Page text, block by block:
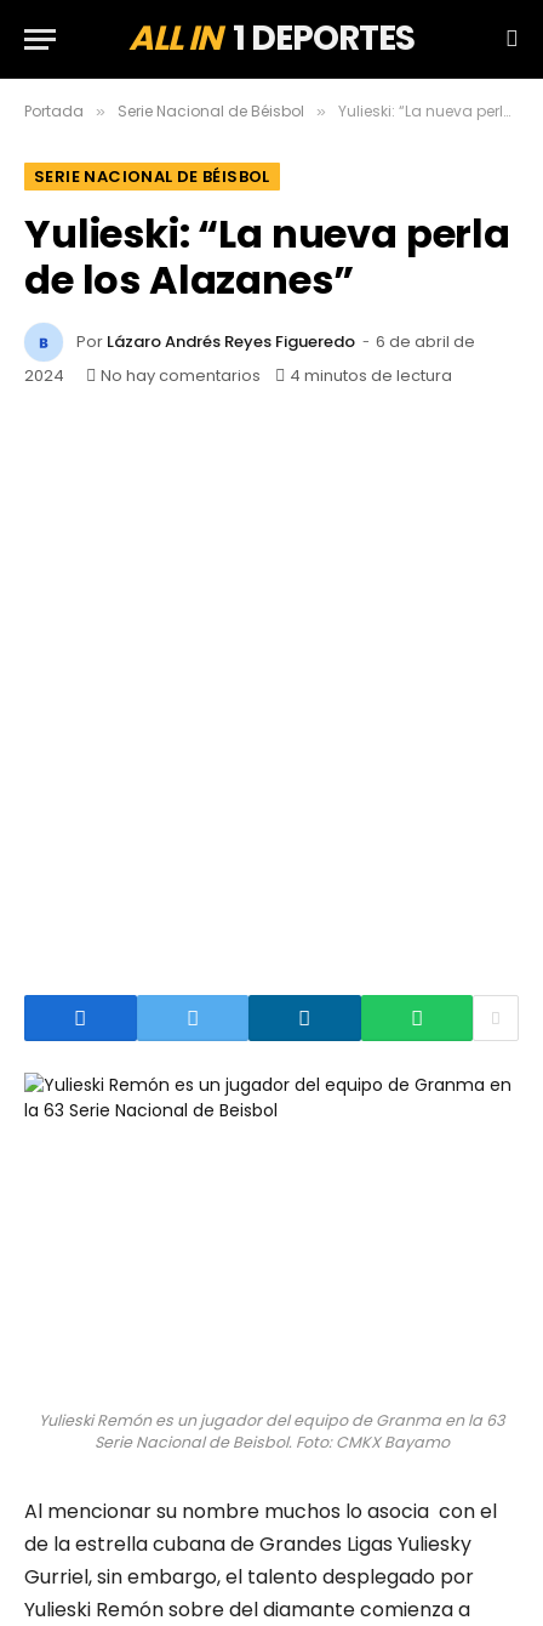
ALL IN1 DEPORTES
Portada » Serie Nacional de Béisbol » Yulieski: “La nueva perla de los Alazanes”
SERIE NACIONAL DE BÉISBOL
Yulieski: “La nueva perla
de los Alazanes”
Por Lázaro Andrés Reyes Figueredo
6 de abril de
2024
No hay comentarios 4 minutos de lectura
Yulieski Remón es un jugador del equipo de Granma en la 63
Serie Nacional de Beisbol. Foto: CMKX Bayamo
Al mencionar su nombre muchos lo asocia con el
de la estrella cubana de Grandes Ligas Yuliesky
Gurriel, sin embargo, el talento desplegado por
Yulieski Remón sobre del diamante comienza a